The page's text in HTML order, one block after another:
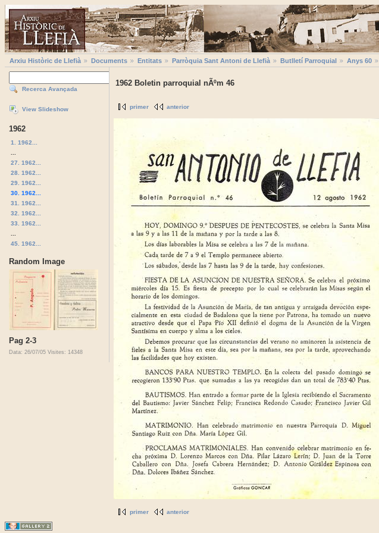
Arxiu Històric de Llefià Documents Entitats Parròquia Sant Antoni de Llefià Butlletí Parroquial Anys 60
Recerca Avançada
View Slideshow
1962
1. 1962...
27. 1962...
28. 1962...
29. 1962...
30. 1962...
31. 1962...
32. 1962...
33. 1962...
45. 1962...
Random Image
Pag 2-3
Data: 26/07/05 Visites: 14348
1962 Boletin parroquial nÃºm 46
primer anterior
primer anterior